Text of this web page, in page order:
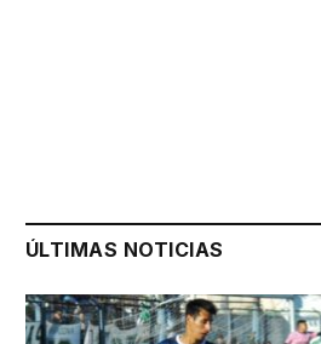
ÚLTIMAS NOTICIAS